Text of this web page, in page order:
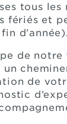
tous les
fériés et
d’année).
de notre
de